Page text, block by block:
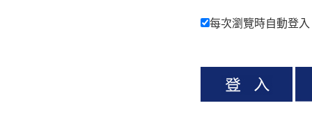
每次瀏覽時自動登入